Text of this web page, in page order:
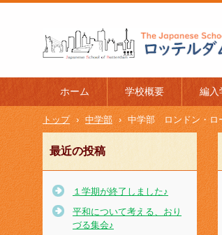
l of Rotterdam
ホーム 学校概要 編入
トップ › 中学部 › 中学部 ロンドン・ロ
最近の投稿
１学期が終了しました♪
平和について考える、おり
づる集会♪